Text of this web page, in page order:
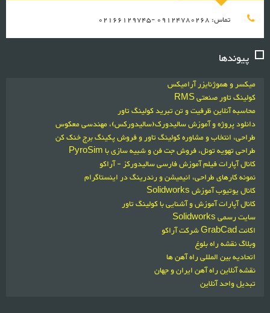
تماس: 09124780268 -02166129745
پیوندها
میکسر و هموژنایزر آرامیکس
کولینگ تاور صنعتی RMS
محاسبه آنلاین ظرفیت و تن تبرید کولینگ تاور
دانلود پروژه و آموزش سالیدورک(سالیدورکس)، مهندسی معکوس
طراحی، انتخاب و مشاوره کولینگ تاور و فروش پکینگ برج خنک کن
طراحی تهویه تونل، فروش جت فن و شبیه سازی با PyroSim
کانال آپارات فیلم آموزش فارسی سالیدورکز - آراکو
نمونه کارهای طراحی، انیمیشن و رندرینگ در اینستاگرام
کانال یوتیوب آموزش Solidworks
کانال آپارات آموزش و آشنایی با کولینگ تاور
سایت رسمی Solidworks
اکانت GrabCad شرکت آراکو
وبلاگ نقشه راه بلوغ
اتحادیه بین المللی راه آهن ها
نقشه آنلاین راه آهن ایران و جهان
تبدیل واحد آنلاین